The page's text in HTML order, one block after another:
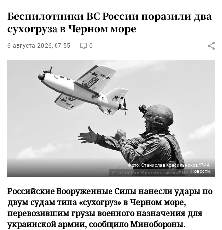
Беспилотники ВС России поразили два
сухогруза в Черном море
6 августа 2026, 07:55 0
Фото: Станислав Красильников/РИА
Новости
Российские Вооруженные Силы нанесли удары по
двум судам типа «сухогруз» в Черном море,
перевозившим грузы военного назначения для
украинской армии, сообщило Минобороны.